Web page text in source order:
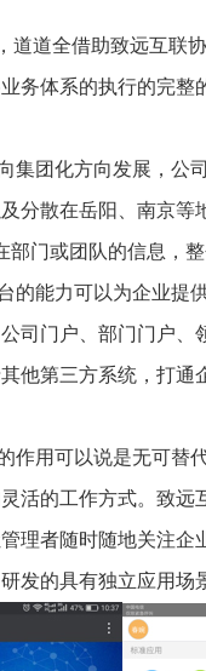
道道全借助致远互联
务体系的执行的完整
集团化方向发展，公
分散在岳阳、南京
门或团队的信息，
的能力可以为企业提
司门户、部门门户
他第三方系统，打
作用可以说是无可替
活的工作方式。致
理者随时随地关注
发的具有独立应用场